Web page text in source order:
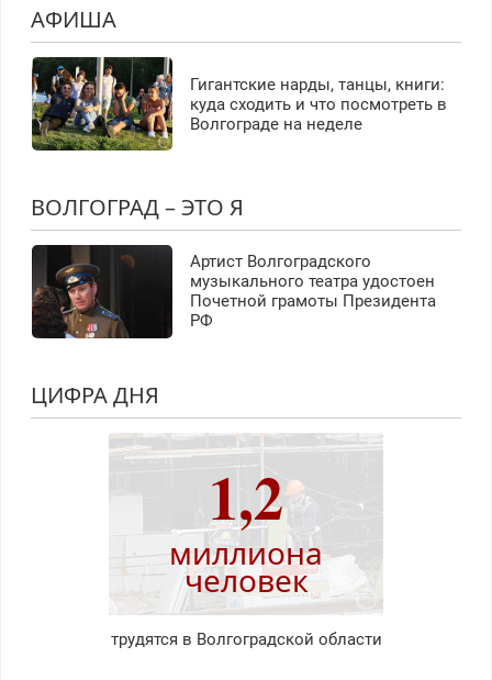
АФИША
Гигантские нарды, танцы, книги:
куда сходить и что посмотреть в
Волгограде на неделе
ВОЛГОГРАД – ЭТО Я
Артист Волгоградского
музыкального театра удостоен
Почетной грамоты Президента
РФ
ЦИФРА ДНЯ
1,2
миллиона
человек
трудятся в Волгоградской области